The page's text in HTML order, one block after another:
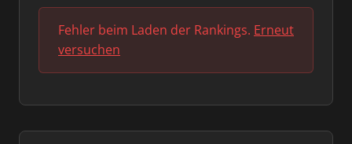
Fehler beim Laden der Rankings. Erneut
versuchen